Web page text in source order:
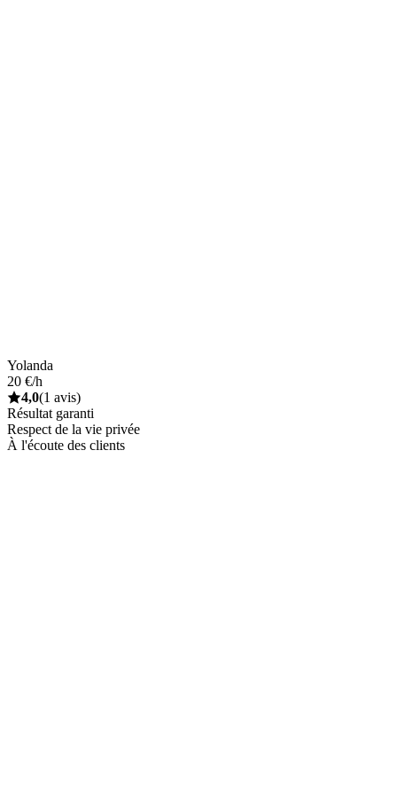
Yolanda
20 €/h
4,0(1 avis)
Résultat garanti
Respect de la vie privée
À l'écoute des clients